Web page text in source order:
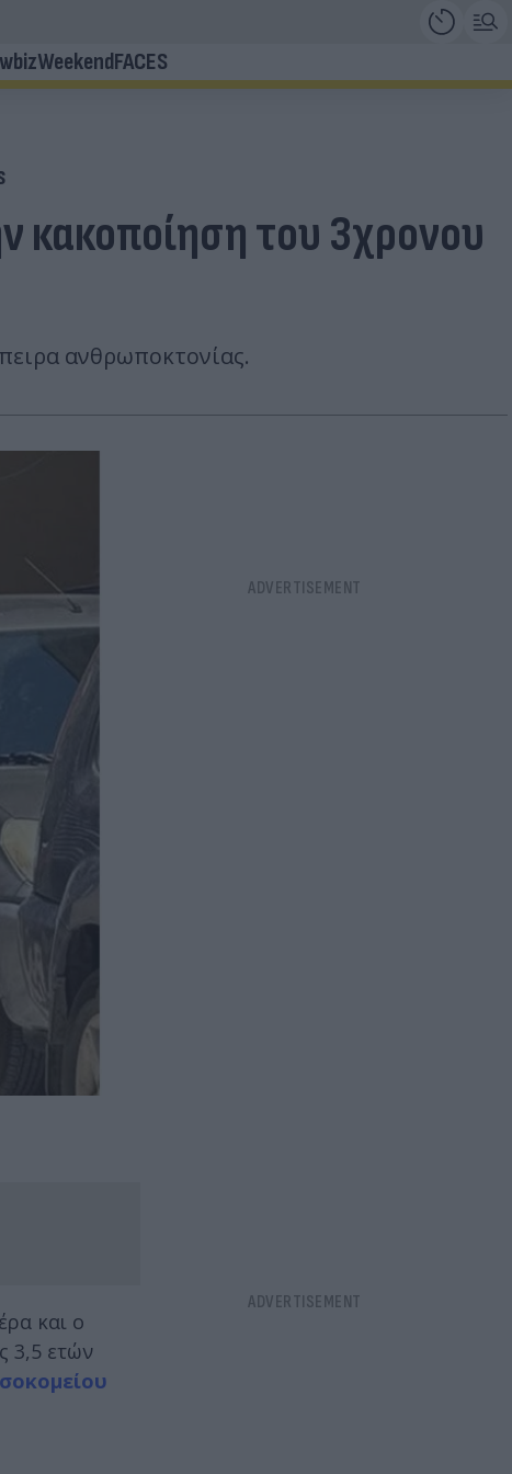
WeekendFACES
κακοποίηση του 3χρονου
ανθρωποκτονίας.
και ο
3,5 ετών